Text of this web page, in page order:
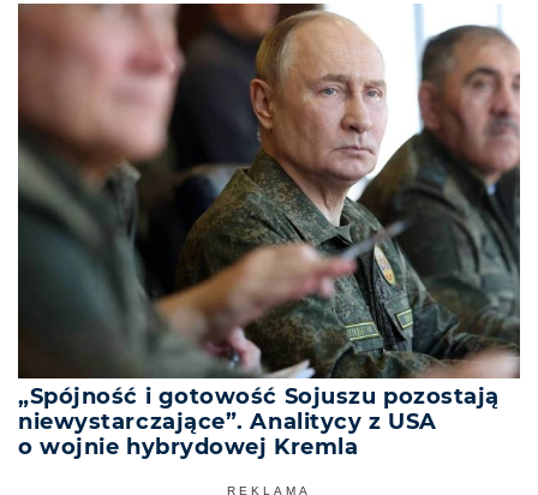
„Spójność i gotowość Sojuszu pozostają
niewystarczające”. Analitycy z USA
o wojnie hybrydowej Kremla
REKLAMA